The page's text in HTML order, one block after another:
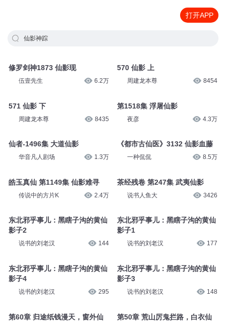
打开APP
仙影神踪
修罗剑神1873 仙影现
伍壹先生 6.2万
571 仙影 下
周建龙本尊 8435
仙者-1496集 大道仙影
华音凡人剧场 1.3万
皓玉真仙 第1149集 仙影难寻
传说中的方片K 2.4万
东北邪乎事儿：黑瞎子沟的黄仙
影子2
说书的刘老汉 144
东北邪乎事儿：黑瞎子沟的黄仙
影子4
说书的刘老汉 295
第60章 归途纸钱漫天，窗外仙
570 仙影 上
周建龙本尊 8454
第1518集 浮屠仙影
夜彦 4.3万
《都市古仙医》3132 仙影血藤
一种侃侃 8.5万
茶经残卷 第247集 武夷仙影
说书人鱼大 3426
东北邪乎事儿：黑瞎子沟的黄仙
影子1
说书的刘老汉 177
东北邪乎事儿：黑瞎子沟的黄仙
影子3
说书的刘老汉 148
第50章 荒山厉鬼拦路，白衣仙